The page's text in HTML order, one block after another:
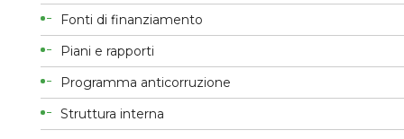
Fonti di finanziamento
Piani e rapporti
Programma anticorruzione
Struttura interna